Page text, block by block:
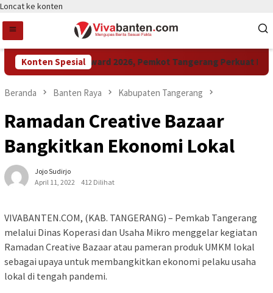
Loncat ke konten
Konten Spesial
Raih LPM Award 2026, Pemkot Tangerang Perkuat
Beranda Banten Raya Kabupaten Tangerang
Ramadan Creative Bazaar
Bangkitkan Ekonomi Lokal
Jojo Sudirjo
April 11, 2022
412 Dilihat
VIVABANTEN.COM, (KAB. TANGERANG) – Pemkab Tangerang
melalui Dinas Koperasi dan Usaha Mikro menggelar kegiatan
Ramadan Creative Bazaar atau pameran produk UMKM lokal
sebagai upaya untuk membangkitkan ekonomi pelaku usaha
lokal di tengah pandemi.